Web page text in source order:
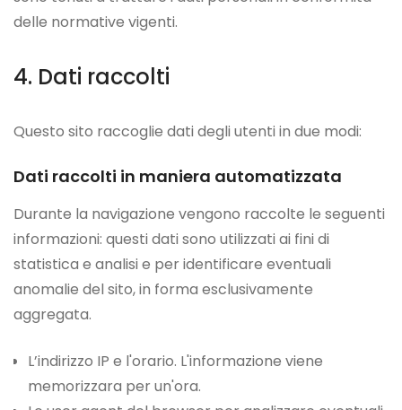
delle normative vigenti.
Dati raccolti
Questo sito raccoglie dati degli utenti in due modi:
Dati raccolti in maniera automatizzata
Durante la navigazione vengono raccolte le seguenti
informazioni: questi dati sono utilizzati ai fini di
statistica e analisi e per identificare eventuali
anomalie del sito, in forma esclusivamente
aggregata.
L’indirizzo IP e l'orario. L'informazione viene
memorizzara per un'ora.